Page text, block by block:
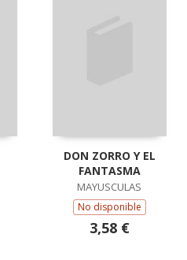
DON ZORRO Y EL
FANTASMA
MAYUSCULAS
No disponible
3,58 €